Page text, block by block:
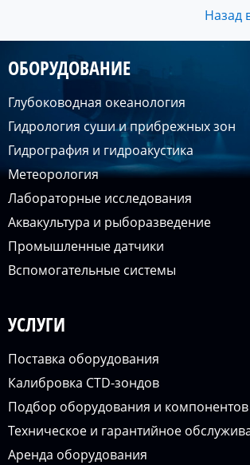
Назад
ОБОРУДОВАНИЕ
Глубоководная океанология
Гидрология суши и прибрежных зон
Гидрография и гидроакустика
Метеорология
Лабораторные исследования
Аквакультура и рыборазведение
Промышленные датчики
Вспомогательные системы
УСЛУГИ
Поставка оборудования
Калибровка CTD-зондов
Подбор оборудования и компонентов
Техническое и гарантийное
Аренда оборудования